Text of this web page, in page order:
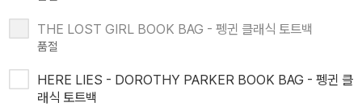
THE LOST GIRL BOOK BAG - 펭귄 클래식 토트백
품절
HERE LIES - DOROTHY PARKER BOOK BAG - 펭귄 클
래식 토트백